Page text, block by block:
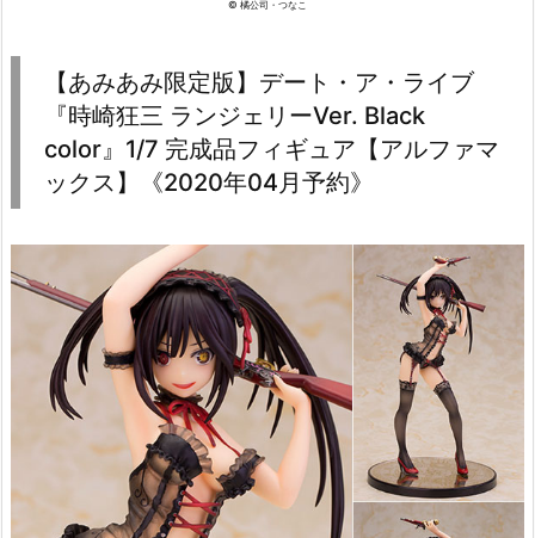
© 橘公司・つなこ
【あみあみ限定版】デート・ア・ライブ
『時崎狂三 ランジェリーVer. Black
color』1/7 完成品フィギュア【アルファマ
ックス】《2020年04月予約》